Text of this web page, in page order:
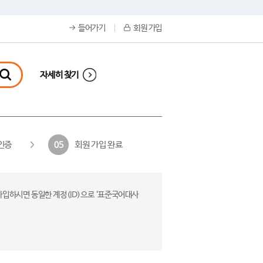
들어가기 회원 가입
자세히 찾기
증 05 회원 가입 완료
하시면 동일한 계정(ID)으로 ‘표준국어대사